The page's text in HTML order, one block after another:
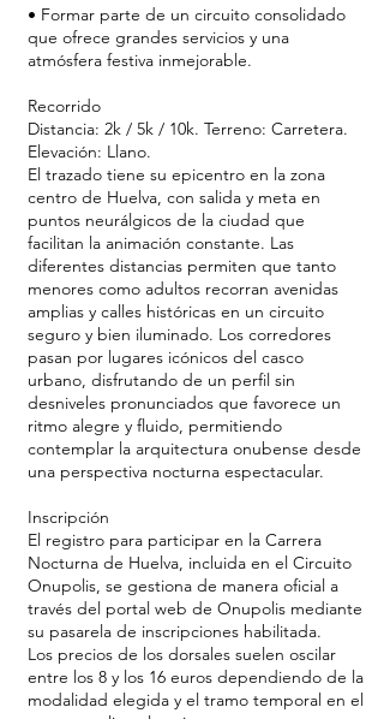
• Formar parte de un circuito consolidado
que ofrece grandes servicios y una
atmósfera festiva inmejorable.
Recorrido
Distancia: 2k / 5k / 10k. Terreno: Carretera.
Elevación: Llano.
El trazado tiene su epicentro en la zona
centro de Huelva, con salida y meta en
puntos neurálgicos de la ciudad que
facilitan la animación constante. Las
diferentes distancias permiten que tanto
menores como adultos recorran avenidas
amplias y calles históricas en un circuito
seguro y bien iluminado. Los corredores
pasan por lugares icónicos del casco
urbano, disfrutando de un perfil sin
desniveles pronunciados que favorece un
ritmo alegre y fluido, permitiendo
contemplar la arquitectura onubense desde
una perspectiva nocturna espectacular.
Inscripción
El registro para participar en la Carrera
Nocturna de Huelva, incluida en el Circuito
Onupolis, se gestiona de manera oficial a
través del portal web de Onupolis mediante
su pasarela de inscripciones habilitada.
Los precios de los dorsales suelen oscilar
entre los 8 y los 16 euros dependiendo de la
modalidad elegida y el tramo temporal en el